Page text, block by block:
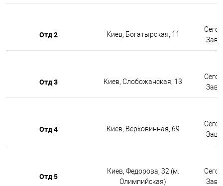
Отд 2 Киев, Богатырская, 11
Отд 3 Киев, Слобожанская, 13
Отд 4 Киев, Верховинная, 69
Отд 5
Киев, Федорова, 32 (м.
Олимпийская)